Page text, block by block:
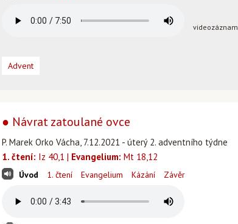
videozáznam
Advent
● Návrat zatoulané ovce
P. Marek Orko Vácha, 7.12.2021 - úterý 2. adventního týdne
1. čtení: Iz 40,1 | Evangelium: Mt 18,12
Úvod 1. čtení Evangelium Kázání Závěr